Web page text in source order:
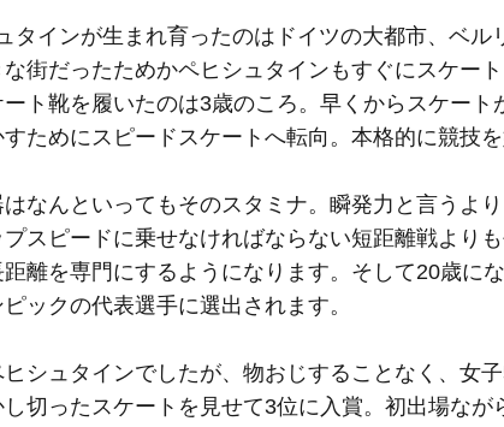
タインが生まれ育ったのはドイツの大都市、ベ
街だったためかペヒシュタインもすぐにスケー
ト靴を履いたのは3歳のころ。早くからスケー
ためにスピードスケートへ転向。本格的に競技を
なんといってもそのスタミナ。瞬発力と言うよ
スピードに乗せなければならない短距離戦より
離を専門にするようになります。そして20歳に
ックの代表選手に選出されます。
シュタインでしたが、物おじすることなく、女
切ったスケートを見せて3位に入賞。初出場な